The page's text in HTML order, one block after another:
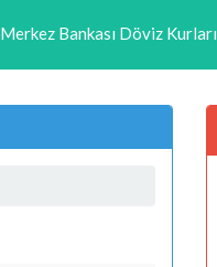
Merkez Bankası Döviz Kurları